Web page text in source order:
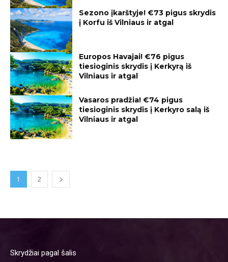
Sezono įkarštyje! €73 pigus skrydis
į Korfu iš Vilniaus ir atgal
Europos Havajai! €76 pigus
tiesioginis skrydis į Kerkyrą iš
Vilniaus ir atgal
Vasaros pradžia! €74 pigus
tiesioginis skrydis į Kerkyro salą iš
Vilniaus ir atgal
1 2
Skrydžiai pagal šalis